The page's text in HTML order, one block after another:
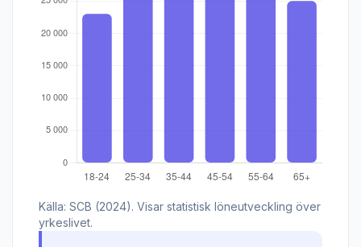
Källa: SCB (2024). Visar statistisk löneutveckling över
yrkeslivet.